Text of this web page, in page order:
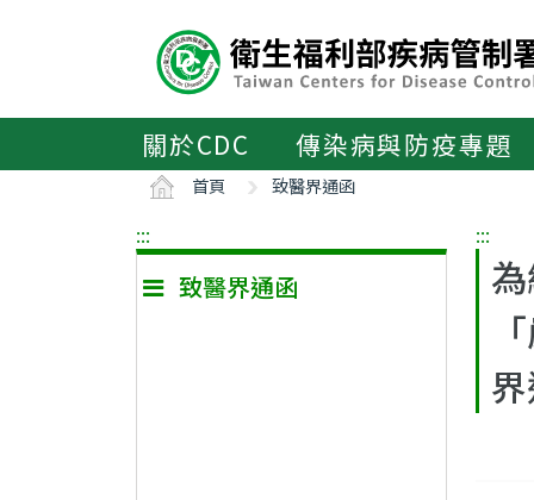
區
關於CDC 傳染病與防疫專題
首頁 致醫界通函
:::
致醫界通函
:::